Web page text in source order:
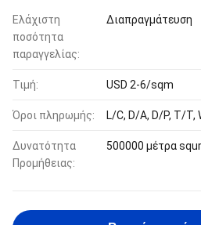
Ελάχιστη
ποσότητα
παραγγελίας:
Διαπραγμάτευση
Τιμή: USD 2-6/sqm
Όροι πληρωμής: L/C, D/A, D/P, T/T,
Δυνατότητα
Προμήθειας:
500000 μέτρα